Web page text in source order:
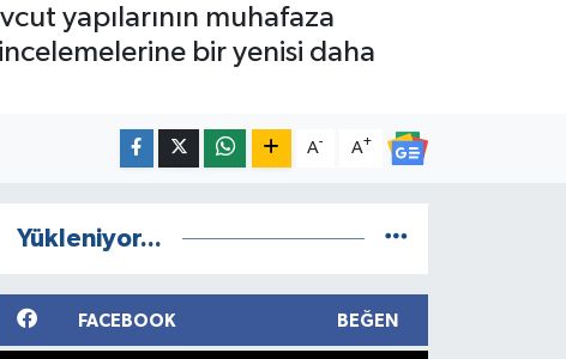
yapılarının muhafaza
bir yenisi daha
A- A+
Yükleniyor...
FACEBOOK BEĞEN